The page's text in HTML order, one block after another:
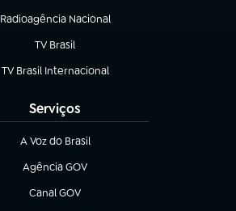
Radioagência Nacional
(abre em nova aba)
TV Brasil
(abre em nova aba)
TV Brasil Internacional
(abre em nova aba)
Serviços
A Voz do Brasil
(abre em nova aba)
Agência GOV
(abre em nova aba)
Canal GOV
(abre em nova aba)